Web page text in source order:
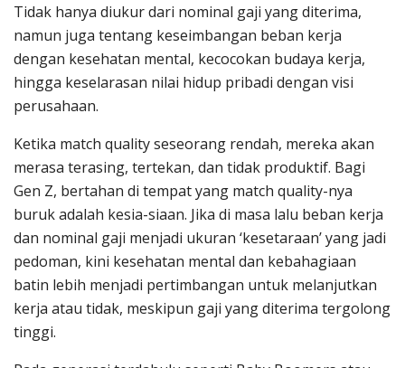
Tidak hanya diukur dari nominal gaji yang diterima,
namun juga tentang keseimbangan beban kerja
dengan kesehatan mental, kecocokan budaya kerja,
hingga keselarasan nilai hidup pribadi dengan visi
perusahaan.
Ketika match quality seseorang rendah, mereka akan
merasa terasing, tertekan, dan tidak produktif. Bagi
Gen Z, bertahan di tempat yang match quality-nya
buruk adalah kesia-siaan. Jika di masa lalu beban kerja
dan nominal gaji menjadi ukuran ‘kesetaraan’ yang jadi
pedoman, kini kesehatan mental dan kebahagiaan
batin lebih menjadi pertimbangan untuk melanjutkan
kerja atau tidak, meskipun gaji yang diterima tergolong
tinggi.